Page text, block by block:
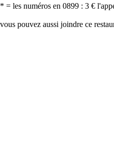
* = les numéros en 0899 : 3 €
vous pouvez aussi joindre ce